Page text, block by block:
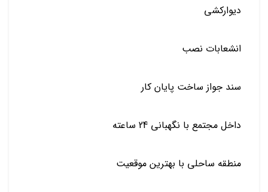
دیوارکشی
انشعابات نصب
سند جواز ساخت پایان کار
داخل مجتمع با نگهبانی 24 ساعته
منطقه ساحلی با بهترین موقعیت